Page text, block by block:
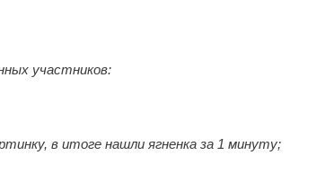
участников:
в итоге нашли ягненка за 1 минуту;